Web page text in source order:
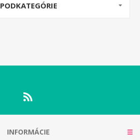
PODKATEGÓRIE
INFORMÁCIE